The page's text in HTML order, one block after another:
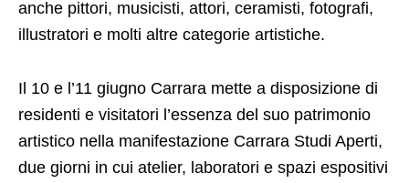
anche pittori, musicisti, attori, ceramisti, fotografi,
illustratori e molti altre categorie artistiche.
Il 10 e l’11 giugno Carrara mette a disposizione di
residenti e visitatori l’essenza del suo patrimonio
artistico nella manifestazione Carrara Studi Aperti,
due giorni in cui atelier, laboratori e spazi espositivi